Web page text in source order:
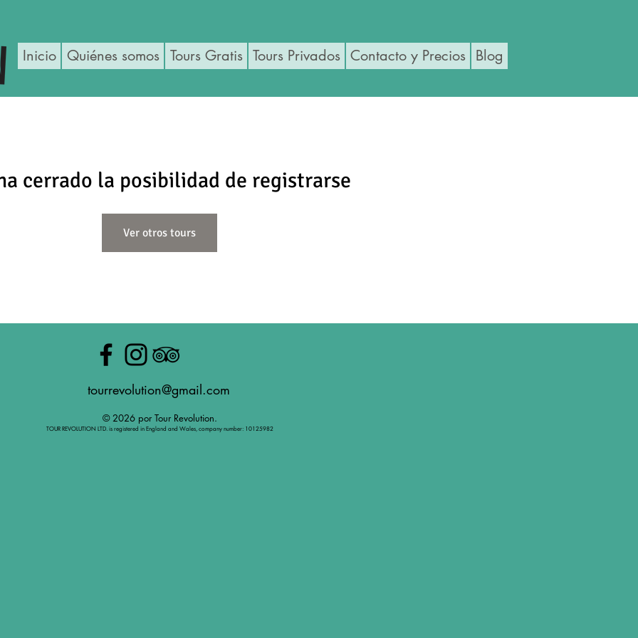
Inicio Quiénes somos Tours Gratis Tours Privados Contacto y Precios Blog
cerrado la posibilidad de registrarse
Ver otros tours
tourrevolution@gmail.com
© 2026 por Tour Revolution.
TOUR REVOLUTION LTD. is registered in England and Wales, company number: 10125982